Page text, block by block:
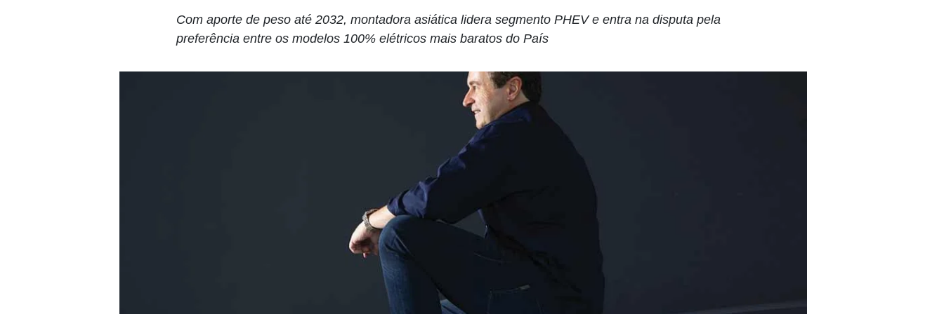
Com aporte de peso até 2032, montadora asiática lidera segmento PHEV e entra na disputa pela
preferência entre os modelos 100% elétricos mais baratos do País